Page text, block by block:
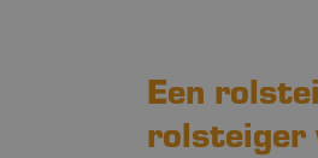
Een
rolsteiger